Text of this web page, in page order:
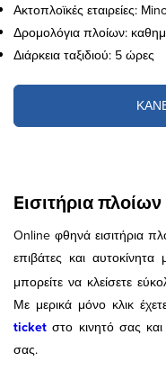
Ακτοπλοϊκές εταιρείες:
Δρομολόγια πλοίων:
Διάρκεια ταξιδιού: 5 ώρες
Eισιτήρια
Online φθηνά εισιτήρια
επιβάτες και
μπορείτε να κλείσετε
Με μερικά μόνο κλικ
ticket στο κινητό σας
σας.